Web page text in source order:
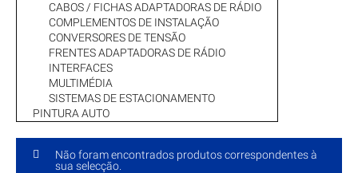
Não foram encontrados produtos correspondentes à
sua selecção.
CABOS / FICHAS ADAPTADORAS DE RÁDIO
COMPLEMENTOS DE INSTALAÇÃO
CONVERSORES DE TENSÃO
FRENTES ADAPTADORAS DE RÁDIO
INTERFACES
MULTIMÉDIA
SISTEMAS DE ESTACIONAMENTO
PINTURA AUTO